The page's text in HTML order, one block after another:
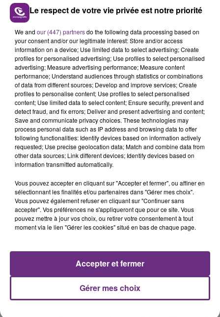
LA CENTRALE NUCLÉAIRE DE CHOOZ
TOUJOURS À L'ARRÊT
Cela fait déjà une semaine que la centrale
nucléaire ardennaise est à l'arrêt. Une situation
justifiée par la sécheresse intense qui est toujours
présente.
LE MAGASIN JOUÉCLUB DE REIMS FERME
SES PORTES
C'était l'une des institutions du centre-ville
rémois. Le magasin JouéClub est contraint de
fermer ses portes.
TITRES DIFFUSÉS
Le respect de votre vie privée est notre priorité
We and our (447) partnersdo the following data processing based on
your consent and/or our legitimate interest: Store and/or access
information on a device; Use limited data to select advertising; Create
profiles for personalised advertising; Use profiles to select personalised
advertising; Measure advertising performance; Measure content
performance; Understand audiences through statistics or combinations
of data from different sources; Develop and improve services; Create
profiles to personalise content; Use profiles to select personalised
content; Use limited data to select content; Ensure security, prevent and
detect fraud, and fix errors; Deliver and present advertising and content;
Save and communicate privacy choices. These technologies may
process personal data such as IP address and browsing data to offer
following functionalities: Identify devices based on information actively
requested; Use precise geolocation data; Match and combine data from
other data sources; Link different devices; Identify devices based on
information transmitted automatically.
Vous pouvez accepter en cliquant sur "Accepter et fermer", ou affiner en
sélectionnant les finalités et/ou partenaires dans "Gérer mes choix".
Vous pouvez également refuser en cliquant sur "Continuer sans
accepter". Vos préférences ne s'appliqueront que pour ce site. Vous
pouvez mettre à jour vos choix, ou retirer votre consentement à tout
moment via le lien "Gérer les cookies" situé en bas de chaque page.
Gérer mes choix
Accepter et fermer